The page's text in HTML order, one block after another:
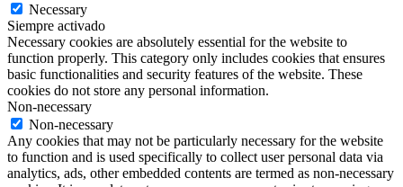
Necessary
Siempre activado
Necessary cookies are absolutely essential for the website to
function properly. This category only includes cookies that ensures
basic functionalities and security features of the website. These
cookies do not store any personal information.
Non-necessary
Non-necessary
Any cookies that may not be particularly necessary for the website
to function and is used specifically to collect user personal data via
analytics, ads, other embedded contents are termed as non-necessary